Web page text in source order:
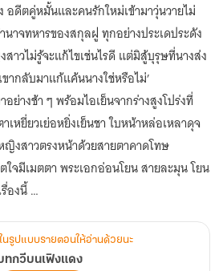
อดีตคู่หมั้นและคนรักใหม่เข้ามาวุ่นวายไม่
นาจทหารของสกุลฝู ทุกอย่างประเดประดัง
าวไม่รู้จะแก้ไขเช่นไรดี แต่มิสู้บุรุษที่นางส่ง
ากลับมาแก้แค้นนางใช่หรือไม่’
อย่างช้า ๆ พร้อมไอเย็นจากร่างสูงโปร่งที่
หยี่ยวเย่อหยิ่งเย็นชา ใบหน้าหล่อเหลาดุจ
งสาวตรงหน้าด้วยสายตาคาดโทษ
จมีเมตตา พระเอกอ่อนโยน สายละมุน โยน
องนี้
ศอย่างเปิดเผย ,
, มีการกระทำที่ผิดศีลธรรม,
นรูปแบบรายตอนให้อ่านด้วยนะ
ทกวีบนเฟิงแดง